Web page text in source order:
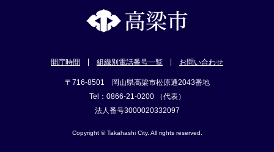
開庁時間 組織別電話番号一覧 お問い合わせ
〒716-8501 岡山県高梁市松原通2043番地
Tel：0866-21-0200 （代表）
法人番号3000020332097
Copyright © Takahashi City. All rights reserved.